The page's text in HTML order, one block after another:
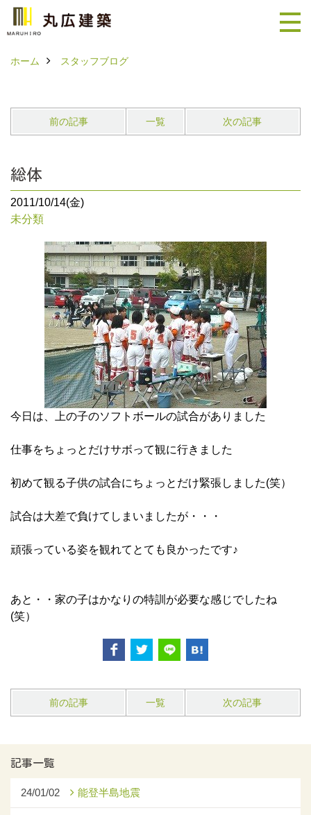
ホーム スタッフブログ
前の記事 一覧 次の記事
総体
2011/10/14(金)
未分類
今日は、上の子のソフトボールの試合がありました
仕事をちょっとだけサボって観に行きました
初めて観る子供の試合にちょっとだけ緊張しました(笑）
試合は大差で負けてしまいましたが・・・
頑張っている姿を観れてとても良かったです♪
あと・・家の子はかなりの特訓が必要な感じでしたね
(笑）
前の記事 一覧 次の記事
記事一覧
24/01/02 能登半島地震